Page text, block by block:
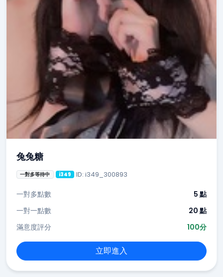
兔兔糖
一對多等待中 i349 ID: i349_300893
一對多點數
5 點
一對一點數
20 點
滿意度評分
100分
立即進入